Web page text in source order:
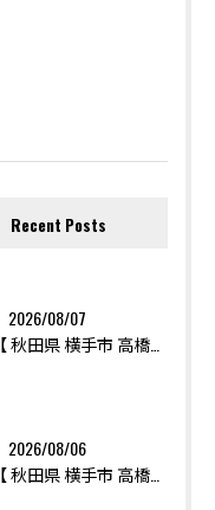
Recent Posts
2026/08/07
【 秋田県 横手市 高橋自工 】 「まだ乗れる？それとも買い...
2026/08/06
【 秋田県 横手市 高橋自工 】 「まだ乗れる？買い替える？...